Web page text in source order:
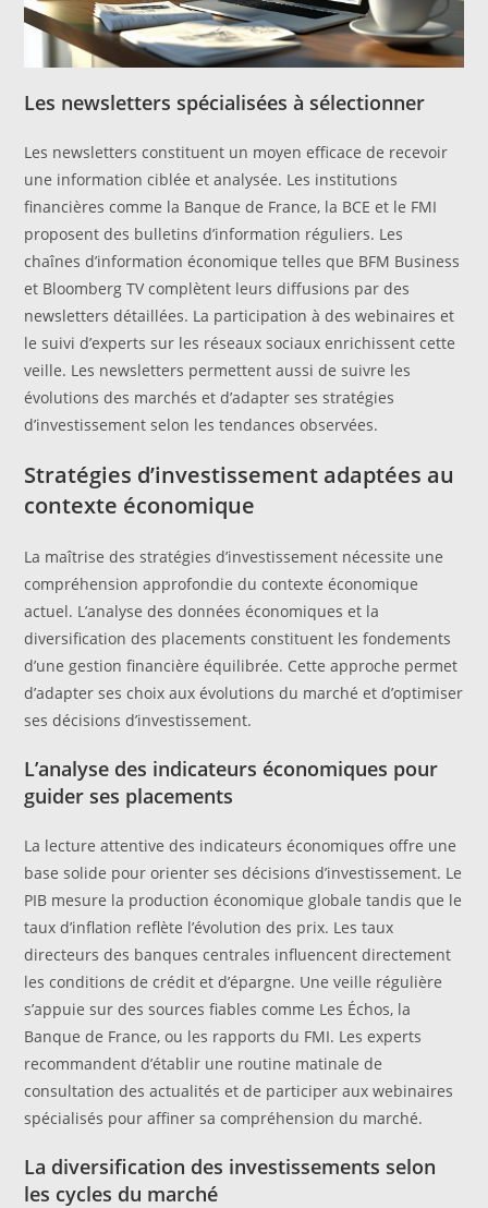
Les newsletters spécialisées à sélectionner
Les newsletters constituent un moyen efficace de recevoir
une information ciblée et analysée. Les institutions
financières comme la Banque de France, la BCE et le FMI
proposent des bulletins d’information réguliers. Les
chaînes d’information économique telles que BFM Business
et Bloomberg TV complètent leurs diffusions par des
newsletters détaillées. La participation à des webinaires et
le suivi d’experts sur les réseaux sociaux enrichissent cette
veille. Les newsletters permettent aussi de suivre les
évolutions des marchés et d’adapter ses stratégies
d’investissement selon les tendances observées.
Stratégies d’investissement adaptées au
contexte économique
La maîtrise des stratégies d’investissement nécessite une
compréhension approfondie du contexte économique
actuel. L’analyse des données économiques et la
diversification des placements constituent les fondements
d’une gestion financière équilibrée. Cette approche permet
d’adapter ses choix aux évolutions du marché et d’optimiser
ses décisions d’investissement.
L’analyse des indicateurs économiques pour
guider ses placements
La lecture attentive des indicateurs économiques offre une
base solide pour orienter ses décisions d’investissement. Le
PIB mesure la production économique globale tandis que le
taux d’inflation reflète l’évolution des prix. Les taux
directeurs des banques centrales influencent directement
les conditions de crédit et d’épargne. Une veille régulière
s’appuie sur des sources fiables comme Les Échos, la
Banque de France, ou les rapports du FMI. Les experts
recommandent d’établir une routine matinale de
consultation des actualités et de participer aux webinaires
spécialisés pour affiner sa compréhension du marché.
La diversification des investissements selon
les cycles du marché